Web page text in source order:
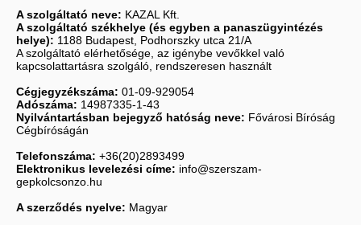
A szolgáltató neve: KAZAL Kft.
A szolgáltató székhelye (és egyben a panaszügyintézés
helye): 1188 Budapest, Podhorszky utca 21/A
A szolgáltató elérhetősége, az igénybe vevőkkel való
kapcsolattartásra szolgáló, rendszeresen használt
Cégjegyzékszáma: 01-09-929054
Adószáma: 14987335-1-43
Nyilvántartásban bejegyző hatóság neve: Fővárosi Bíróság
Cégbíróságán
Telefonszáma: +36(20)2893499
Elektronikus levelezési címe: info@szerszam-
gepkolcsonzo.hu
A szerződés nyelve: Magyar